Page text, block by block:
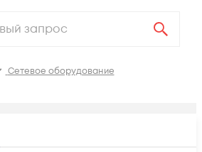
Сетевое оборудование